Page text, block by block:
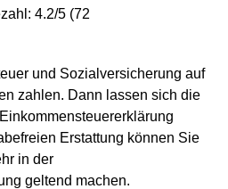
4.2/5 (72
und Sozialversicherung auf
zahlen. Dann lassen sich die
Erstattung können Sie
in der
geltend machen.